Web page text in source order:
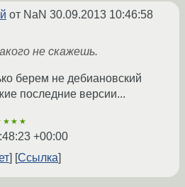
от NaN 30.09.2013 10:46:58
не скажешь.
берем не дебиановский
последние версии...
+00:00
Ссылка